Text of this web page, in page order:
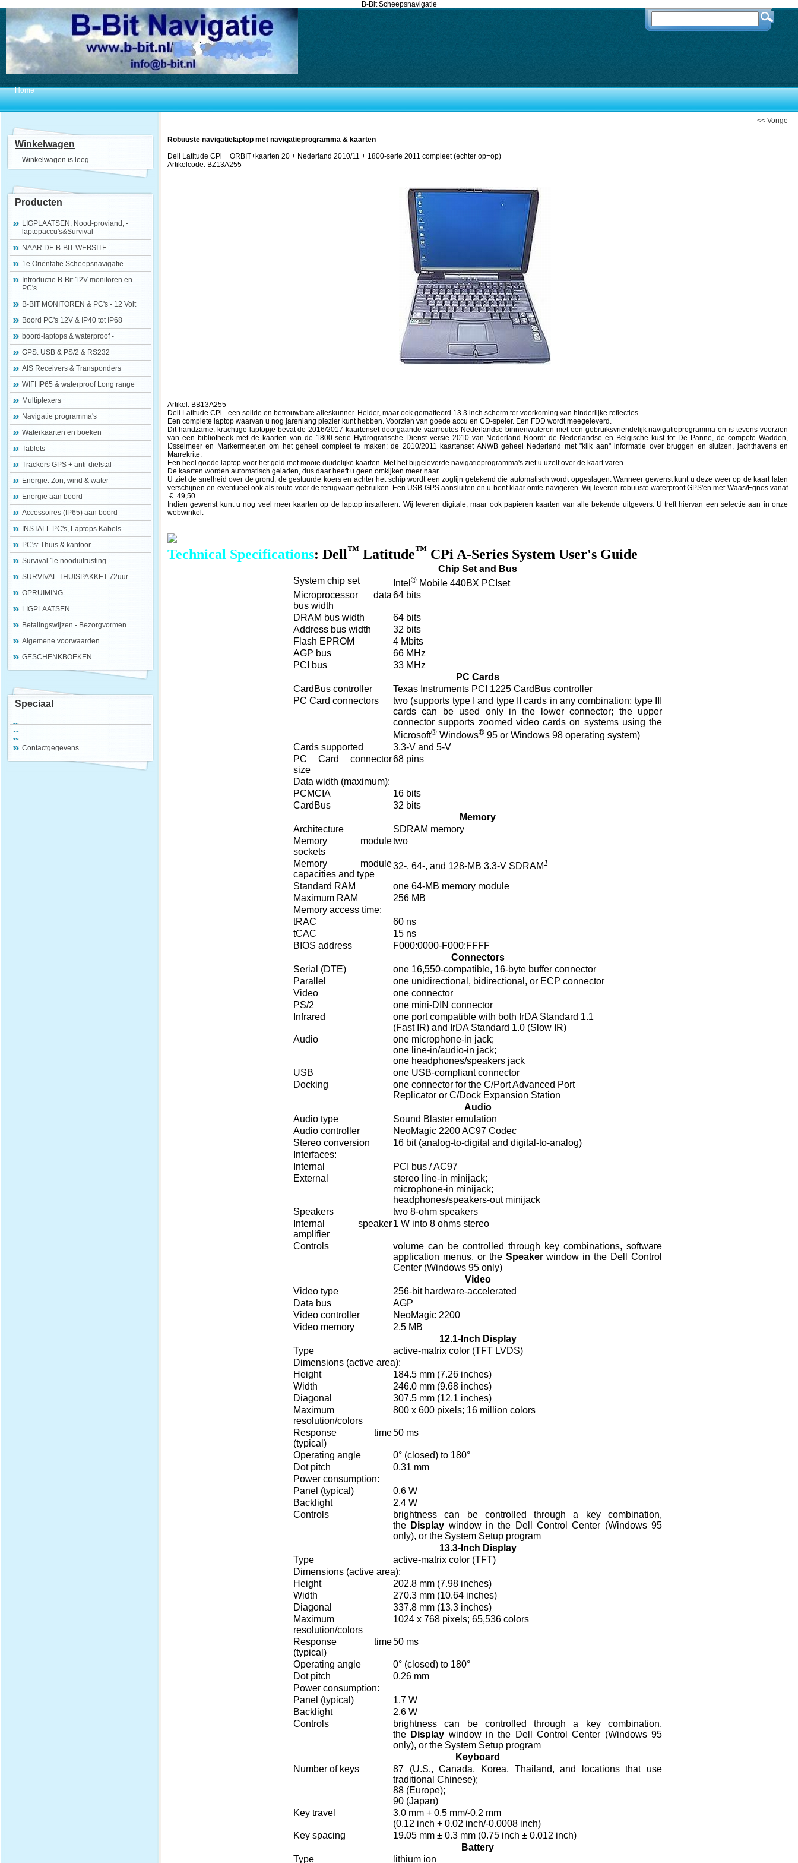
B-Bit Scheepsnavigatie
Home
Winkelwagen
Winkelwagen is leeg
Producten
LIGPLAATSEN, Nood-proviand, -
laptopaccu's&Survival
NAAR DE B-BIT WEBSITE
1e Oriëntatie Scheepsnavigatie
Introductie B-Bit 12V monitoren en
PC's
B-BIT MONITOREN & PC's - 12 Volt
Boord PC's 12V & IP40 tot IP68
boord-laptops & waterproof -
GPS: USB & PS/2 & RS232
AIS Receivers & Transponders
WIFI IP65 & waterproof Long range
Multiplexers
Navigatie programma's
Waterkaarten en boeken
Tablets
Trackers GPS + anti-diefstal
Energie: Zon, wind & water
Energie aan boord
Accessoires (IP65) aan boord
INSTALL PC's, Laptops Kabels
PC's: Thuis & kantoor
Survival 1e nooduitrusting
SURVIVAL THUISPAKKET 72uur
OPRUIMING
LIGPLAATSEN
Betalingswijzen - Bezorgvormen
Algemene voorwaarden
GESCHENKBOEKEN
Speciaal
Contactgegevens
<< Vorige
Robuuste navigatielaptop met navigatieprogramma & kaarten
Dell Latitude CPi + ORBIT+kaarten 20 + Nederland 2010/11 + 1800-serie 2011 compleet (echter op=op)
Artikelcode: BZ13A255
Artikel: BB13A255
Dell Latitude CPi - een solide en betrouwbare alleskunner. Helder, maar ook gematteerd 13.3 inch scherm ter voorkoming van hinderlijke reflecties.
Een complete laptop waarvan u nog jarenlang plezier kunt hebben. Voorzien van goede accu en CD-speler. Een FDD wordt meegeleverd.
Dit handzame, krachtige laptopje bevat de 2016/2017 kaartenset doorgaande vaarroutes Nederlandse binnenwateren met een gebruiksvriendelijk navigatieprogramma en is tevens voorzien
van een bibliotheek met de kaarten van de 1800-serie Hydrografische Dienst versie 2010 van Nederland Noord: de Nederlandse en Belgische kust tot De Panne, de compete Wadden,
IJsselmeer en Markermeer.en om het geheel compleet te maken: de 2010/2011 kaartenset ANWB geheel Nederland met "klik aan" informatie over bruggen en sluizen, jachthavens en
Marrekrite.
Een heel goede laptop voor het geld met mooie duidelijke kaarten. Met het bijgeleverde navigatieprogramma's ziet u uzelf over de kaart varen.
De kaarten worden automatisch geladen, dus daar heeft u geen omkijken meer naar.
U ziet de snelheid over de grond, de gestuurde koers en achter het schip wordt een zoglijn getekend die automatisch wordt opgeslagen. Wanneer gewenst kunt u deze weer op de kaart laten
verschijnen en eventueel ook als route voor de terugvaart gebruiken. Een USB GPS aansluiten en u bent klaar omte navigeren. Wij leveren robuuste waterproof GPS'en met Waas/Egnos vanaf
€ 49,50.
Indien gewenst kunt u nog veel meer kaarten op de laptop installeren. Wij leveren digitale, maar ook papieren kaarten van alle bekende uitgevers. U treft hiervan een selectie aan in onze
webwinkel.
Technical Specifications: Dell™ Latitude™ CPi A-Series System User's Guide
Chip Set and Bus
System chip set
Intel ® Mobile 440BX PCIset
Microprocessor data
bus width
64 bits
DRAM bus width
64 bits
Address bus width
32 bits
Flash EPROM
4 Mbits
AGP bus
66 MHz
PCI bus
33 MHz
PC Cards
CardBus controller
Texas Instruments PCI 1225 CardBus controller
PC Card connectors
two (supports type I and type II cards in any combination; type III
cards can be used only in the lower connector; the upper
connector supports zoomed video cards on systems using the
Microsoft® Windows® 95 or Windows 98 operating system)
Cards supported
3.3-V and 5-V
PC Card connector
size
68 pins
Data width (maximum):
PCMCIA
16 bits
CardBus
32 bits
Memory
Architecture
SDRAM memory
Memory module
sockets
two
Memory module
capacities and type
32-, 64-, and 128-MB 3.3-V SDRAM1
Standard RAM
one 64-MB memory module
Maximum RAM
256 MB
Memory access time:
tRAC
60 ns
tCAC
15 ns
BIOS address
F000:0000-F000:FFFF
Connectors
Serial (DTE)
one 16,550-compatible, 16-byte buffer connector
Parallel
one unidirectional, bidirectional, or ECP connector
Video
one connector
PS/2
one mini-DIN connector
Infrared
one port compatible with both IrDA Standard 1.1
(Fast IR) and IrDA Standard 1.0 (Slow IR)
Audio
one microphone-in jack;
one line-in/audio-in jack;
one headphones/speakers jack
USB
one USB-compliant connector
Docking
one connector for the C/Port Advanced Port
Replicator or C/Dock Expansion Station
Audio
Audio type
Sound Blaster emulation
Audio controller
NeoMagic 2200 AC97 Codec
Stereo conversion
16 bit (analog-to-digital and digital-to-analog)
Interfaces:
Internal
PCI bus / AC97
External
stereo line-in minijack;
microphone-in minijack;
headphones/speakers-out minijack
Speakers
two 8-ohm speakers
Internal speaker
amplifier
1 W into 8 ohms stereo
Controls
volume can be controlled through key combinations, software
application menus, or the Speakerwindow in the Dell Control
Center (Windows 95 only)
Video
Video type
256-bit hardware-accelerated
Data bus
AGP
Video controller
NeoMagic 2200
Video memory
2.5 MB
12.1-Inch Display
Type
active-matrix color (TFT LVDS)
Dimensions (active area):
Height
184.5 mm (7.26 inches)
Width
246.0 mm (9.68 inches)
Diagonal
307.5 mm (12.1 inches)
Maximum
resolution/colors
800 x 600 pixels; 16 million colors
Response time
(typical)
50 ms
Operating angle
0° (closed) to 180°
Dot pitch
0.31 mm
Power consumption:
Panel (typical)
0.6 W
Backlight
2.4 W
Controls
brightness can be controlled through a key combination,
the Display window in the Dell Control Center (Windows 95
only), or the System Setup program
13.3-Inch Display
Type
active-matrix color (TFT)
Dimensions (active area):
Height
202.8 mm (7.98 inches)
Width
270.3 mm (10.64 inches)
Diagonal
337.8 mm (13.3 inches)
Maximum
resolution/colors
1024 x 768 pixels; 65,536 colors
Response time
(typical)
50 ms
Operating angle
0° (closed) to 180°
Dot pitch
0.26 mm
Power consumption:
Panel (typical)
1.7 W
Backlight
2.6 W
Controls
brightness can be controlled through a key combination,
the Display window in the Dell Control Center (Windows 95
only), or the System Setup program
Keyboard
Number of keys
87 (U.S., Canada, Korea, Thailand, and locations that use
traditional Chinese);
88 (Europe);
90 (Japan)
Key travel
3.0 mm + 0.5 mm/-0.2 mm
(0.12 inch + 0.02 inch/-0.0008 inch)
Key spacing
19.05 mm ± 0.3 mm (0.75 inch ± 0.012 inch)
Battery
Type
lithium ion